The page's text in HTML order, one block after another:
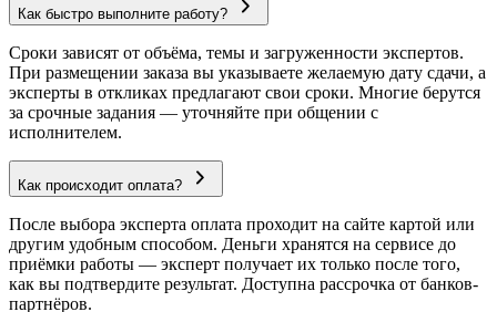
Как быстро выполните работу?
Сроки зависят от объёма, темы и загруженности экспертов.
При размещении заказа вы указываете желаемую дату сдачи, а
эксперты в откликах предлагают свои сроки. Многие берутся
за срочные задания — уточняйте при общении с
исполнителем.
Как происходит оплата?
После выбора эксперта оплата проходит на сайте картой или
другим удобным способом. Деньги хранятся на сервисе до
приёмки работы — эксперт получает их только после того,
как вы подтвердите результат. Доступна рассрочка от банков-
партнёров.